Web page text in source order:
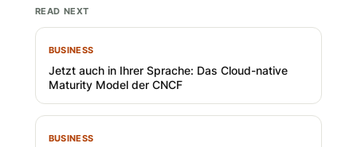
READ NEXT
BUSINESS
Jetzt auch in Ihrer Sprache: Das Cloud-native
Maturity Model der CNCF
BUSINESS